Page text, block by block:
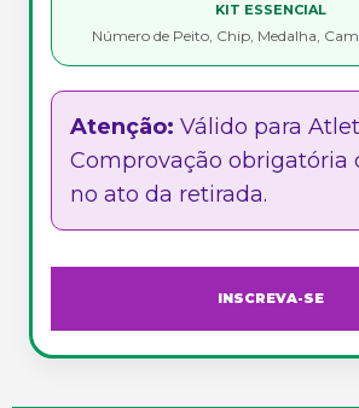
KIT ESSENCIAL
Número de Peito, Chip, Medalha,
Atenção: Válido para
Comprovação obrigatória
no ato da retirada.
INSCREVA-SE